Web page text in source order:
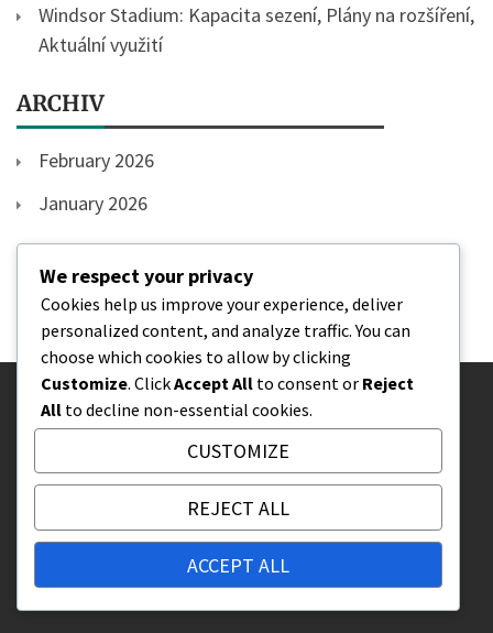
Windsor Stadium: Kapacita sezení, Plány na rozšíření,
Aktuální využití
ARCHIV
February 2026
January 2026
PRÁVNÍ INFORMACE
Spojte se s námi
Uživatelská smlouva
Vaše soukromí
We respect your privacy
Cookies help us improve your experience, deliver
personalized content, and analyze traffic. You can
choose which cookies to allow by clicking
Customize. ClickAccept All to consent or Reject
All to decline non-essential cookies.
CUSTOMIZE
REJECT ALL
ACCEPT ALL